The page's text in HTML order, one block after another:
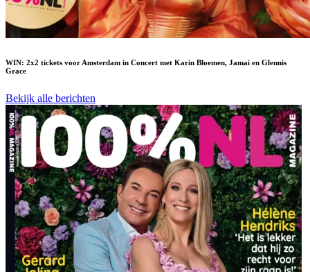
WIN: 2x2 tickets voor Amsterdam in Concert met Karin Bloemen, Jamai en Glennis
Grace
Bekijk alle berichten